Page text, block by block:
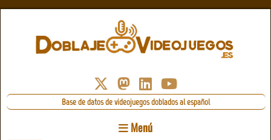
Base de datos de videojuegos doblados al español
Menú